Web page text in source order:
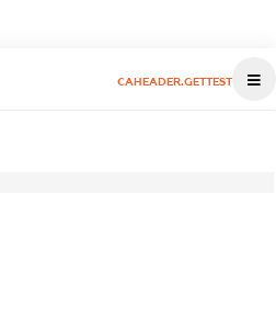
CAHEADER.GETTEST